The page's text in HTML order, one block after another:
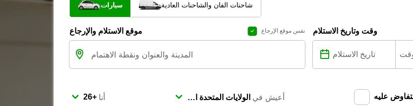
سيارات شاحنات الفان والشاحنات العادية
موقع الاستلام والإرجاع نفس موقع الإرجاع وقت وتاريخ الاستلام
أنا أعيش في عليه